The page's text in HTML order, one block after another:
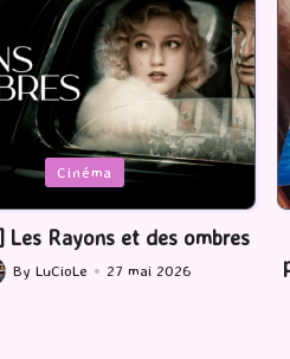
BD Lecture
Gardiens des cités
: Le roman graphique Tome